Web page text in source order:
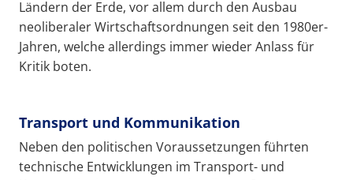
Ländern der Erde, vor allem durch den Ausbau
neoliberaler Wirtschaftsordnungen seit den 1980er-
Jahren, welche allerdings immer wieder Anlass für
Kritik boten.
Transport und Kommunikation
Neben den politischen Voraussetzungen führten
technische Entwicklungen im Transport- und